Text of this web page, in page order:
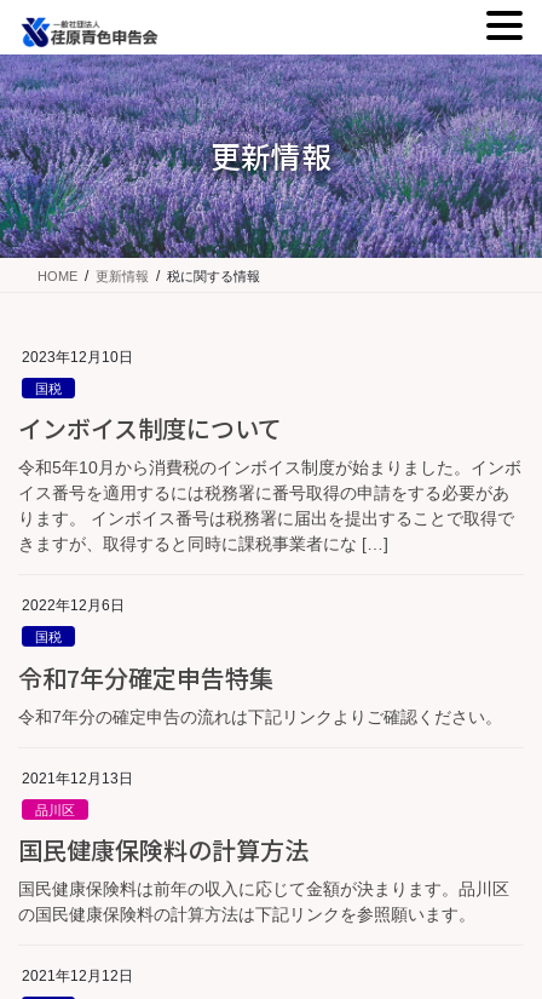
コ
ン
テ
ン
ツ
に
移
動
ナ
ビ
ゲ
ー
シ
ョ
ン
に
更新情報
HOME 更新情報 税に関する情報
2023年12月10日
国税
インボイス制度について
令和5年10月から消費税のインボイス制度が始まりました。インボ
イス番号を適用するには税務署に番号取得の申請をする必要があ
ります。 インボイス番号は税務署に届出を提出することで取得で
きますが、取得すると同時に課税事業者にな […]
2022年12月6日
国税
令和7年分確定申告特集
令和7年分の確定申告の流れは下記リンクよりご確認ください。
2021年12月13日
品川区
国民健康保険料の計算方法
国民健康保険料は前年の収入に応じて金額が決まります。品川区
の国民健康保険料の計算方法は下記リンクを参照願います。
2021年12月12日